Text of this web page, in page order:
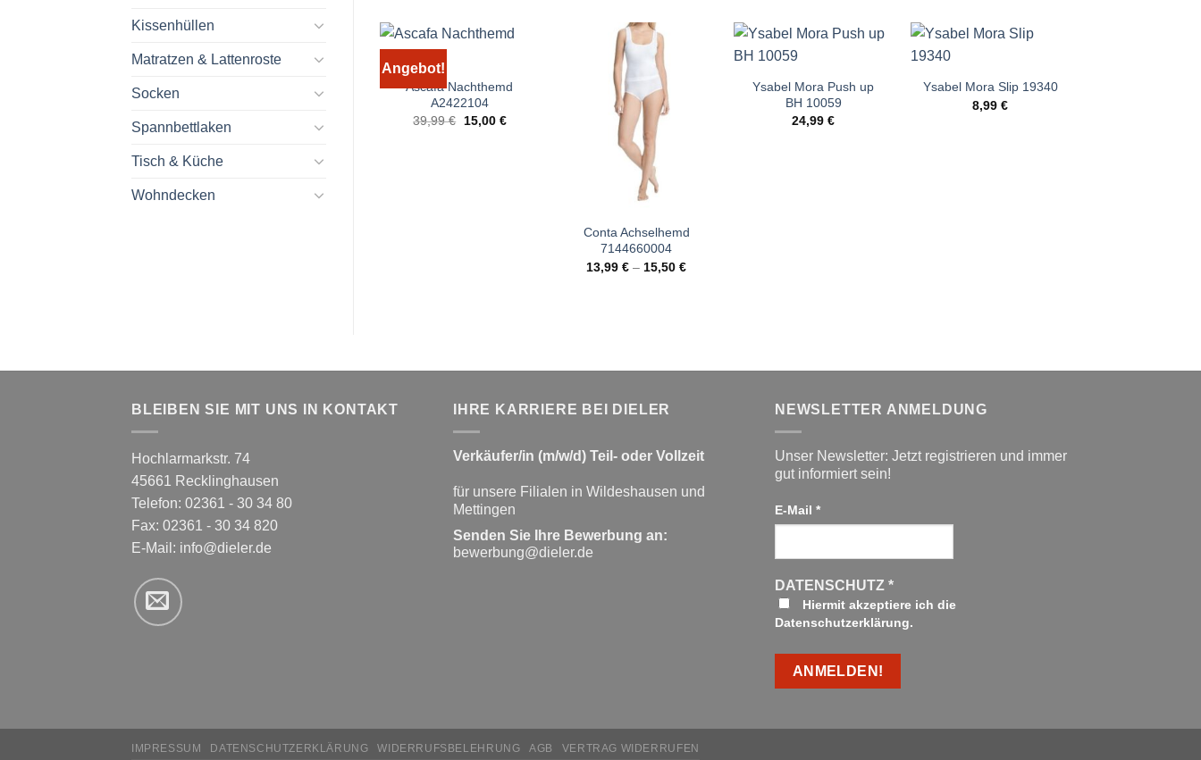
Kissenhüllen
Matratzen & Lattenroste
Socken
Spannbettlaken
Tisch & Küche
Wohndecken
Angebot!
Ascafa Nachthemd
A2422104
39,99€
Ursprünglicher
15,00 €Aktueller
Conta Achselhemd
7144660004
13,99€ – 15,50€
Ysabel Mora Push up
BH 10059
24,99€
Ysabel Mora Slip 19340
8,99€
BLEIBEN SIE MIT UNS IN KONTAKT
Hochlarmarkstr. 74
45661 Recklinghausen
Telefon: 02361 - 30 34 80
Fax: 02361 - 30 34 820
E-Mail: info@dieler.de
IHRE KARRIERE BEI DIELER
Verkäufer/in (m/w/d) Teil- oder Vollzeit
für unsere Filialen in Wildeshausen und
Mettingen
Senden Sie Ihre Bewerbung an:
bewerbung@dieler.de
NEWSLETTER ANMELDUNG
Unser Newsletter: Jetzt registrieren und immer
gut informiert sein!
E-Mail *
DATENSCHUTZ *
Hiermit akzeptiere ich die
Datenschutzerklärung.
IMPRESSUM DATENSCHUTZERKLÄRUNG WIDERRUFSBELEHRUNG AGB VERTRAG WIDERRUFEN